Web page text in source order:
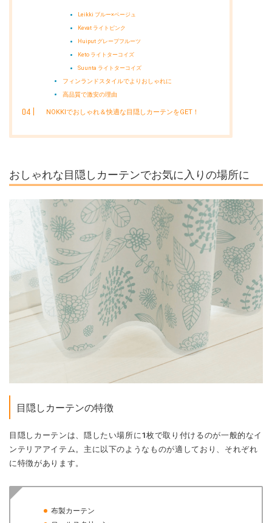
Leikki ブルー×ベージュ
Kevat ライトピンク
Huiput グレープフルーツ
Keto ライトターコイズ
Suunta ライトターコイズ
フィンランドスタイルでよりおしゃれに
高品質で激安の理由
NOKKIでおしゃれ＆快適な目隠しカーテンをGET！
おしゃれな目隠しカーテンでお気に入りの場所に
目隠しカーテンの特徴
目隠しカーテンは、隠したい場所に1枚で取り付けるのが一般的なイ
ンテリアアイテム。主に以下のようなものが適しており、それぞれ
に特徴があります。
布製カーテン